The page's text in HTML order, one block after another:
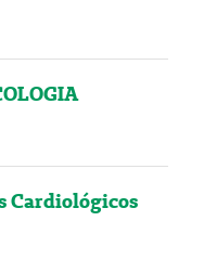
Cardiológicos